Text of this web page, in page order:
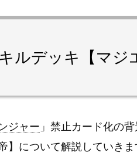
ルデッキ【マジ
ジャー 」禁止カード化の
】について解説していきま